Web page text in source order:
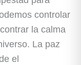
controlar
la calma
La paz
el